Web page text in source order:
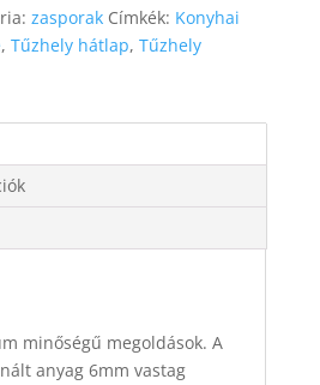
zasporak Címkék: Konyhai
, Tűzhely hátlap, Tűzhely
minőségű megoldások. A
anyag 6mm vastag